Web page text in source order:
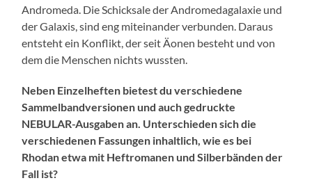
Andromeda. Die Schicksale der Andromedagalaxie und
der Galaxis, sind eng miteinander verbunden. Daraus
entsteht ein Konflikt, der seit Äonen besteht und von
dem die Menschen nichts wussten.
Neben Einzelheften bietest du verschiedene
Sammelbandversionen und auch gedruckte
NEBULAR-Ausgaben an. Unterschieden sich die
verschiedenen Fassungen inhaltlich, wie es bei
Rhodan etwa mit Heftromanen und Silberbänden der
Fall ist?